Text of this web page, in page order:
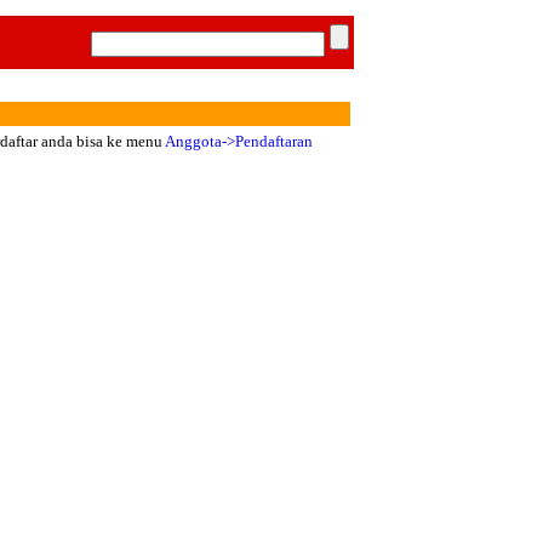
anda bisa ke menuAnggota->Pendaftaran